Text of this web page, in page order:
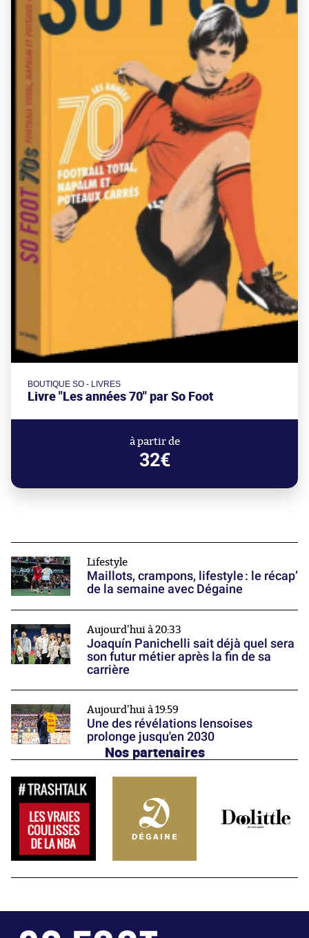
BOUTIQUE SO - LIVRES
Livre "Les années 70" par So Foot
à partir de
32€
Lifestyle
Maillots, crampons, lifestyle : le récap’
de la semaine avec Dégaine
Aujourd'hui à 20:33
Joaquín Panichelli sait déjà quel sera
son futur métier après la fin de sa
carrière
Aujourd'hui à 19:59
Une des révélations lensoises
prolonge jusqu'en 2030
Nos partenaires